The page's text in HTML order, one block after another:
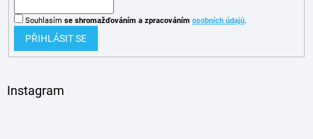
Souhlasím se shromažďováním a zpracováním osobních údajů.
PŘIHLÁSIT SE
Instagram